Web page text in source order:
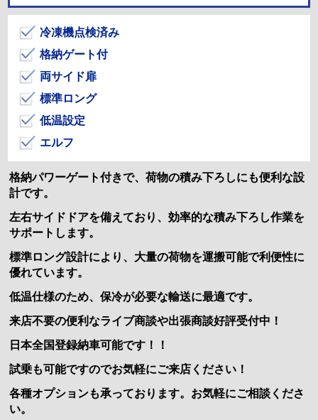
冷凍機点検済み
格納ゲート付
両サイド扉
標準ロング
低温設定
エルフ
格納パワーゲート付きで、荷物の積み下ろしにも便利な設
計です。
左右サイドドアを備えており、効率的な積み下ろし作業を
サポートします。
標準ロング設計により、大量の荷物を運搬可能で利便性に
優れています。
低温仕様のため、保冷が必要な輸送に最適です。
来店不要の便利なライブ商談や出張商談好評受付中！
日本全国登録納車可能です！！
試乗も可能ですのでお気軽にご来店ください！
各種オプションも承っております。お気軽にご相談くださ
い。